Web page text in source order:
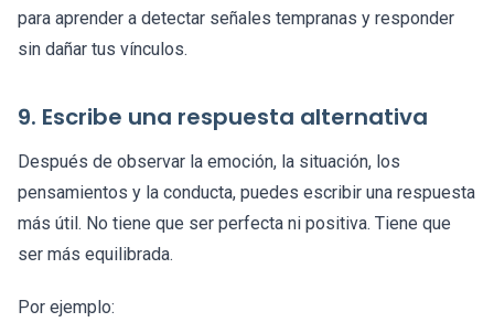
para aprender a detectar señales tempranas y responder
sin dañar tus vínculos.
9. Escribe una respuesta alternativa
Después de observar la emoción, la situación, los
pensamientos y la conducta, puedes escribir una respuesta
más útil. No tiene que ser perfecta ni positiva. Tiene que
ser más equilibrada.
Por ejemplo: